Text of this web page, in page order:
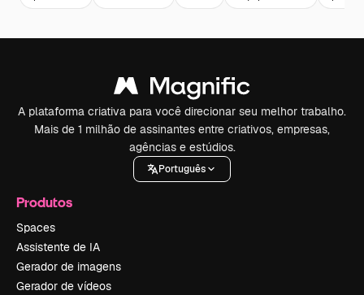
A plataforma criativa para você direcionar seu melhor trabalho.
Mais de 1 milhão de assinantes entre criativos, empresas,
agências e estúdios.
Português
Produtos
Spaces
Assistente de IA
Gerador de imagens
Gerador de vídeos